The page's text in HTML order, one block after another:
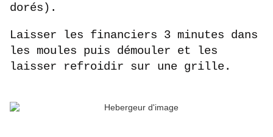
dorés).
Laisser les financiers 3 minutes dans
les moules puis démouler et les
laisser refroidir sur une grille.